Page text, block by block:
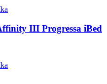
III Progressa iBed